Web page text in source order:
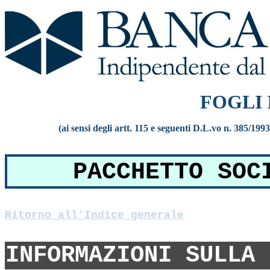
FOGLI
(ai sensi degli artt. 115 e seguenti D.L.vo n. 385/
PACCHETTO
Ritorno all'Indice generale
INFORMAZIONI SULLA